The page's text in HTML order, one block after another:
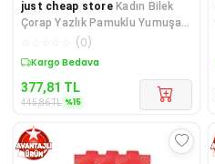
just cheap store Kadın Bilek
Çorap Yazlık Pamuklu Yumuşak
Nokta Desen 4 Çift
(0)
Sepette %15 İndirim
377,81 TL
445,86TL %15